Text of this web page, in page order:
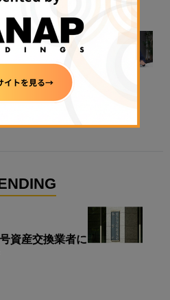
セキュアード・
がスタート
資産交換業者に